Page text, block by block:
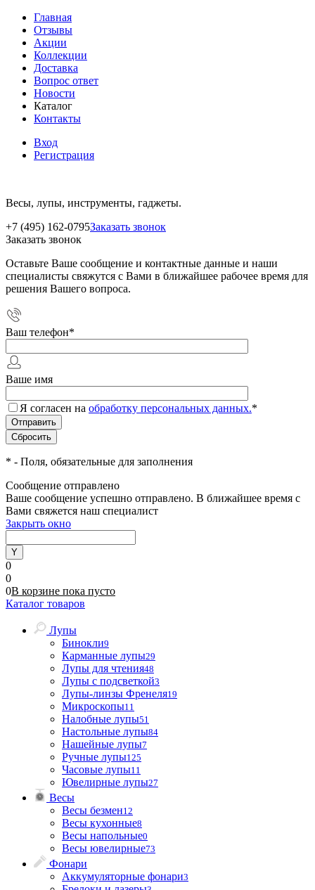
Главная
Отзывы
Акции
Коллекции
Доставка
Вопрос ответ
Новости
Каталог
Контакты
Вход
Регистрация
Весы, лупы, инструменты, гаджеты.
+7 (495) 162-0795Заказать звонок
Заказать звонок
Оставьте Ваше сообщение и контактные данные и наши
специалисты свяжутся с Вами в ближайшее рабочее время для
решения Вашего вопроса.
Ваш телефон*
Ваше имя
Я согласен на обработку персональных данных.*
* - Поля, обязательные для заполнения
Сообщение отправлено
Ваше сообщение успешно отправлено. В ближайшее время с
Вами свяжется наш специалист
Закрыть окно
0
0
0В корзине пока пусто
Каталог товаров
Лупы
Бинокли9
Карманные лупы29
Лупы для чтения48
Лупы с подсветкой3
Лупы-линзы Френеля19
Микроскопы11
Налобные лупы51
Настольные лупы84
Нашейные лупы7
Ручные лупы125
Часовые лупы11
Ювелирные лупы27
Весы
Весы безмен12
Весы кухонные8
Весы напольные0
Весы ювелирные73
Фонари
Аккумуляторные фонари3